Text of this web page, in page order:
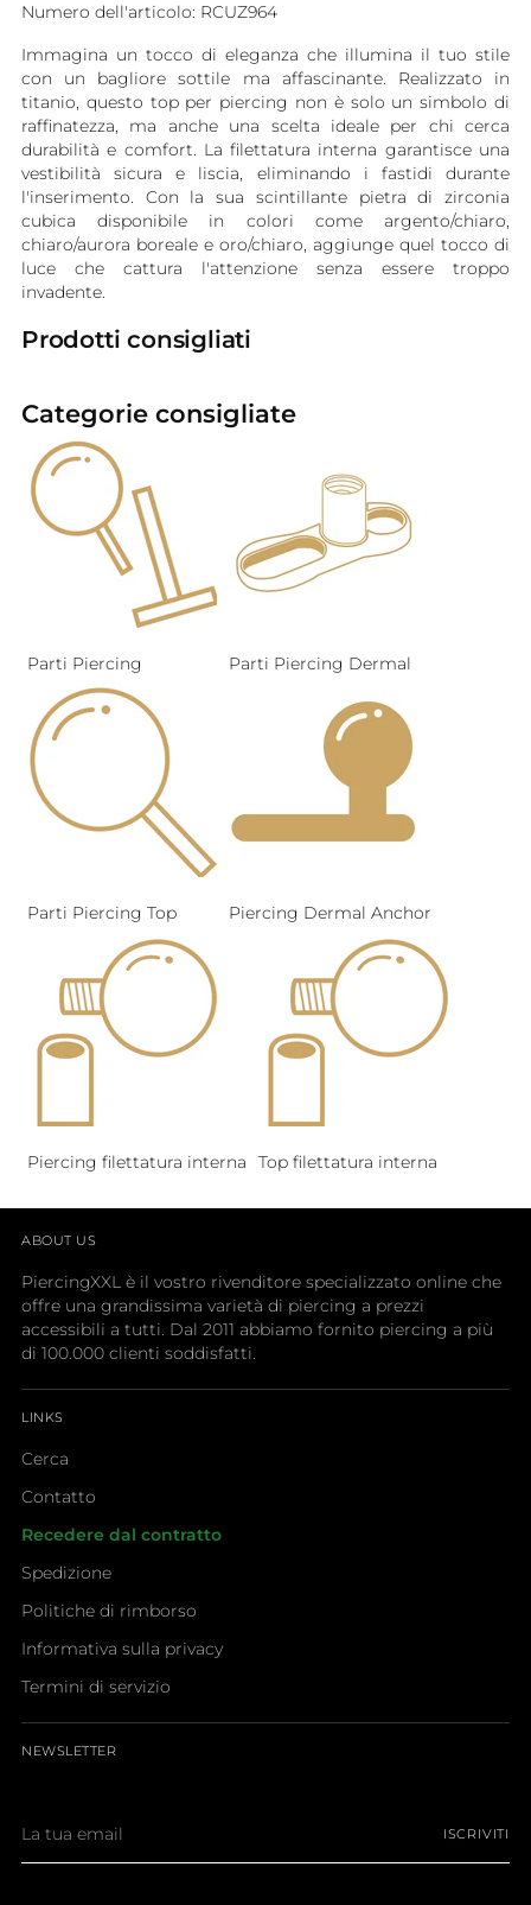
Numero dell'articolo: RCUZ964
Immagina un tocco di eleganza che illumina il tuo stile
con un bagliore sottile ma affascinante. Realizzato in
titanio, questo top per piercing non è solo un simbolo di
raffinatezza, ma anche una scelta ideale per chi cerca
durabilità e comfort. La filettatura interna garantisce una
vestibilità sicura e liscia, eliminando i fastidi durante
l'inserimento. Con la sua scintillante pietra di zirconia
cubica disponibile in colori come argento/chiaro,
chiaro/aurora boreale e oro/chiaro, aggiunge quel tocco di
luce che cattura l'attenzione senza essere troppo
invadente.
Prodotti consigliati
Categorie consigliate
Parti Piercing Parti Piercing Dermal
Parti Piercing Top Piercing Dermal Anchor
Piercing filettatura interna Top filettatura interna
ABOUT US
PiercingXXL è il vostro rivenditore specializzato online che
offre una grandissima varietà di piercing a prezzi
accessibili a tutti. Dal 2011 abbiamo fornito piercing a più
di 100.000 clienti soddisfatti.
LINKS
Cerca
Contatto
Recedere dal contratto
Spedizione
Politiche di rimborso
Informativa sulla privacy
Termini di servizio
NEWSLETTER
tua
email
ISCRIVITI